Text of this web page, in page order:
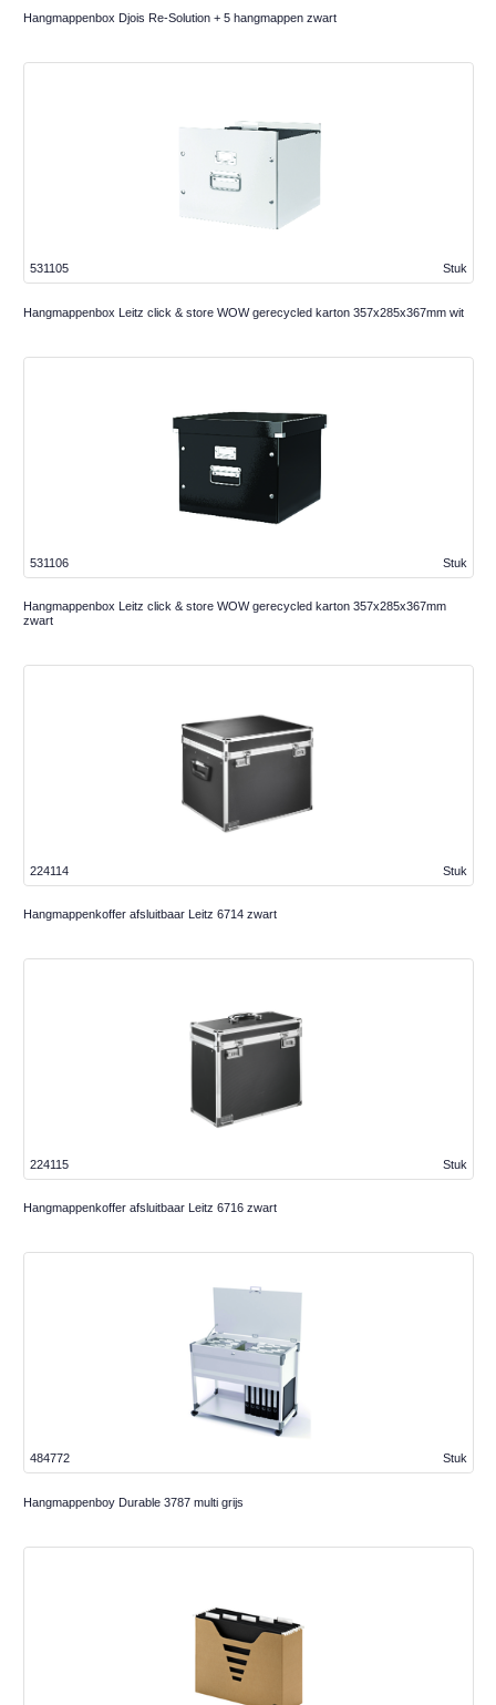
Hangmappenbox Djois Re-Solution + 5 hangmappen zwart
Stuk
531105
Hangmappenbox Leitz click & store WOW gerecycled karton 357x285x367mm wit
Stuk
531106
Hangmappenbox Leitz click & store WOW gerecycled karton 357x285x367mm
zwart
Stuk
224114
Hangmappenkoffer afsluitbaar Leitz 6714 zwart
Stuk
224115
Hangmappenkoffer afsluitbaar Leitz 6716 zwart
Stuk
484772
Hangmappenboy Durable 3787 multi grijs